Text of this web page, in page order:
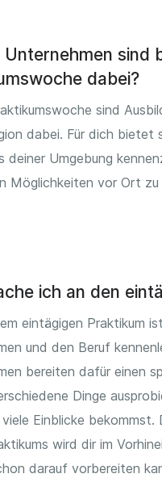
Unternehmen sind
dabei?
sind
dabei. Für dich bietet
deiner Umgebung
Möglichkeiten vor Ort zu
ich an den
eintägigen Praktikum
und den Beruf
bereiten dafür einen
Dinge
Einblicke bekommst.
wird dir im
darauf vorbereiten